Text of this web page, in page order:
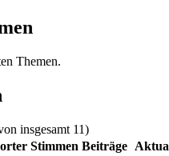
Themen.
insgesamt 11)
Stimmen Beiträge